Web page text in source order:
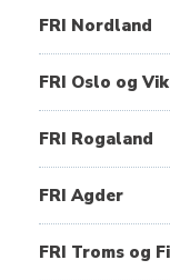
FRI Nordland
FRI Oslo og
FRI Rogaland
FRI Agder
FRI Troms og